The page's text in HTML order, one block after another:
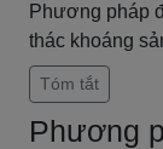
Phương pháp
thác khoáng
Tóm tắt
Phương